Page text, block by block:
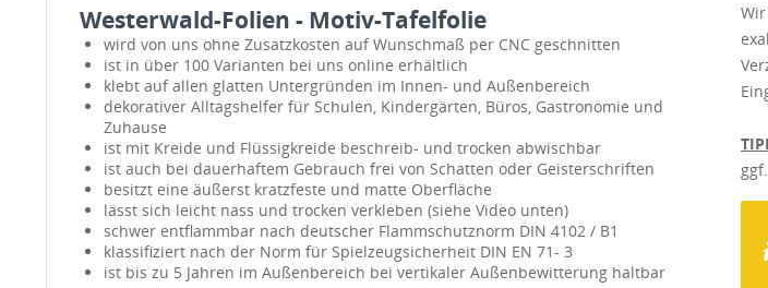
Westerwald-Folien - Motiv-Tafelfolie
wird von uns ohne Zusatzkosten auf Wunschmaß per CNC geschnitten
ist in über 100 Varianten bei uns online erhältlich
klebt auf allen glatten Untergründen im Innen- und Außenbereich
dekorativer Alltagshelfer für Schulen, Kindergärten, Büros, Gastronomie und
Zuhause
ist mit Kreide und Flüssigkreide beschreib- und trocken abwischbar
ist auch bei dauerhaftem Gebrauch frei von Schatten oder Geisterschriften
besitzt eine äußerst kratzfeste und matte Oberfläche
lässt sich leicht nass und trocken verkleben (siehe Video unten)
schwer entflammbar nach deutscher Flammschutznorm DIN 4102 / B1
klassifiziert nach der Norm für Spielzeugsicherheit DIN EN 71- 3
ist bis zu 5 Jahren im Außenbereich bei vertikaler Außenbewitterung haltbar